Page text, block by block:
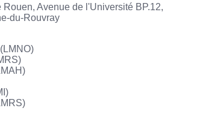
Rouen, Avenue de l'Université BP.12,
du-Rouvray